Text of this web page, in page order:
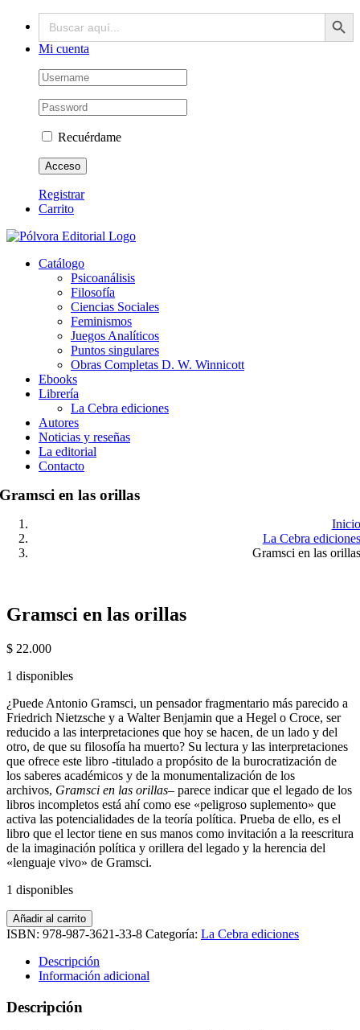
contenido
electrónico
Buscar: Botón de
Mi cuenta
Recuérdame
Registrar
Carrito
Catálogo
Psicoanálisis
Filosofía
Ciencias Sociales
Feminismos
Juegos Analíticos
Puntos singulares
Obras Completas D. W. Winnicott
Ebooks
Librería
La Cebra ediciones
Autores
Noticias y reseñas
La editorial
Contacto
Gramsci en las orillas
Inicio
La Cebra ediciones
Gramsci en las orillas
Gramsci en las orillas
$ 22.000
1 disponibles
¿Puede Antonio Gramsci, un pensador fragmentario más parecido a
Friedrich Nietzsche y a Walter Benjamin que a Hegel o Croce, ser
reducido a las interpretaciones que hoy se hacen, de un lado y del
otro, de que su filosofía ha muerto? Su lectura y las interpretaciones
que ofrece este libro -titulado a propósito de la burocratización de
los saberes académicos y de la monumentalización de los
archivos, Gramsci en las orillas– parece indicar que el legado de los
libros incompletos está ahí como ese «peligroso suplemento» que
activa las potencialidades de la teoría política. Prueba de ello, es el
libro que el lector tiene en sus manos como invitación a la reescritura
de la imaginación política y orillera del legado y la herencia del
«lenguaje vivo» de Gramsci.
1 disponibles
Gramsci
en
orillas
cantidad
Añadir al carrito
ISBN: 978-987-3621-33-8 Categoría: La Cebra ediciones
Descripción
Información adicional
Descripción